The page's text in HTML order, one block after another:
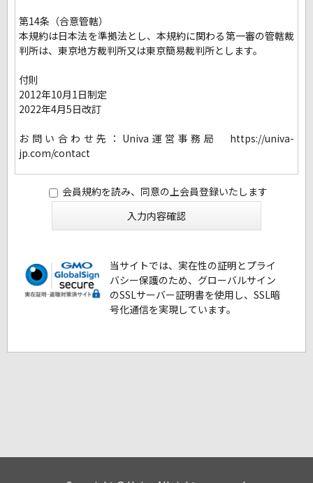
第14条（合意管轄）
本規約は日本法を準拠法とし、本規約に関わる第一審の管轄裁
判所は、東京地方裁判所又は東京簡易裁判所とします。
付則
2012年10月1日制定
2022年4月5日改訂
お問い合わせ先：Univa運営事務局 https://univa-
jp.com/contact
会員規約を読み、同意の上会員登録いたします
当サイトでは、実在性の証明とプライ
バシー保護のため、グローバルサイン
のSSLサーバー証明書を使用し、SSL暗
号化通信を実現しています。